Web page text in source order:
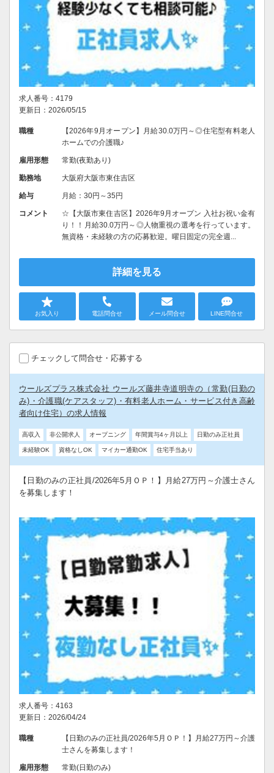
求人番号：4179
更新日：2026/05/15
職種
【2026年9月オープン】月給30.0万円～◎住宅型有料老人
ホームでの介護職♪
雇用形態 常勤(夜勤あり)
勤務地 大阪府大阪市東住吉区
給与 月給：30円～35円
コメント
☆【大阪市東住吉区】2026年9月オープン 入社お祝い金有
り！！月給30.0万円～◎人物重視の選考を行っています。
無資格・未経験の方の応募歓迎。曜日固定の完全週...
詳細を見る
お気入り 電話問合せ メール問合せ LINE問合せ
チェックして問合せ・応募する
ウールズプラス株式会社 ウールズ藤井寺道明寺の（常勤(日勤の
み)・介護職(ケアスタッフ)・有料老人ホーム・サービス付き高齢
者向け住宅）の求人情報
高収入 非公開求人 オープニング 年間賞与4ヶ月以上 日勤のみ正社員
未経験OK 資格なしOK マイカー通勤OK 住宅手当あり
【日勤のみの正社員/2026年5月ＯＰ！】月給27万円～介護士さん
を募集します！
求人番号：4163
更新日：2026/04/24
職種
【日勤のみの正社員/2026年5月ＯＰ！】月給27万円～介護
士さんを募集します！
雇用形態 常勤(日勤のみ)